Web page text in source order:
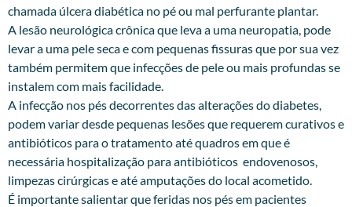
chamada úlcera diabética no pé ou mal perfurante plantar.
A lesão neurológica crônica que leva a uma neuropatia, pode
levar a uma pele seca e com pequenas fissuras que por sua vez
também permitem que infecções de pele ou mais profundas se
instalem com mais facilidade.
A infecção nos pés decorrentes das alterações do diabetes,
podem variar desde pequenas lesões que requerem curativos e
antibióticos para o tratamento até quadros em que é
necessária hospitalização para antibióticos endovenosos,
limpezas cirúrgicas e até amputações do local acometido.
É importante salientar que feridas nos pés em pacientes